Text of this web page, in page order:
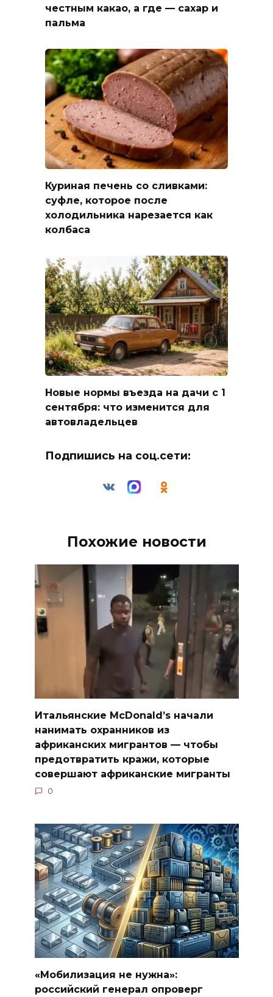
честным какао, а где — сахар и
пальма
Куриная печень со сливками:
суфле, которое после
холодильника нарезается как
колбаса
Новые нормы въезда на дачи с 1
сентября: что изменится для
автовладельцев
Подпишись на соц.сети:
Похожие новости
Итальянские McDonald’s начали
нанимать охранников из
африканских мигрантов — чтобы
предотвратить кражи, которые
совершают африканские мигранты
0
«Мобилизация не нужна»:
российский генерал опроверг